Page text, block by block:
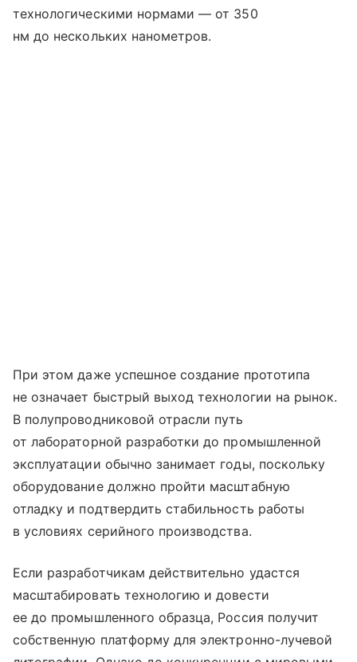
технологическими нормами — от 350
нм до нескольких нанометров.
При этом даже успешное создание прототипа
не означает быстрый выход технологии на рынок.
В полупроводниковой отрасли путь
от лабораторной разработки до промышленной
эксплуатации обычно занимает годы, поскольку
оборудование должно пройти масштабную
отладку и подтвердить стабильность работы
в условиях серийного производства.
Если разработчикам действительно удастся
масштабировать технологию и довести
ее до промышленного образца, Россия получит
собственную платформу для электронно-лучевой